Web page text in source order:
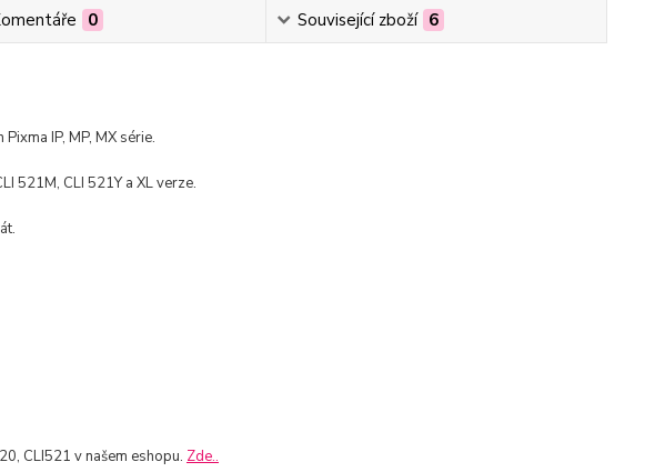
0 Související zboží 6
Pixma IP, MP, MX série.
521M, CLI 521Y a XL verze.
CLI521 v našem eshopu. Zde..